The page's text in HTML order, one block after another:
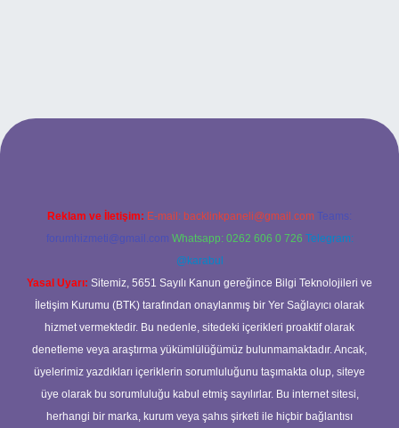
Reklam ve İletişim: E-mail: backlinkpaneli@gmail.com Teams:
forumhizmeti@gmail.com Whatsapp: 0262 606 0 726 Telegram:
@karabul
Yasal Uyarı: Sitemiz, 5651 Sayılı Kanun gereğince Bilgi Teknolojileri ve
İletişim Kurumu (BTK) tarafından onaylanmış bir Yer Sağlayıcı olarak
hizmet vermektedir. Bu nedenle, sitedeki içerikleri proaktif olarak
denetleme veya araştırma yükümlülüğümüz bulunmamaktadır. Ancak,
üyelerimiz yazdıkları içeriklerin sorumluluğunu taşımakta olup, siteye
üye olarak bu sorumluluğu kabul etmiş sayılırlar. Bu internet sitesi,
herhangi bir marka, kurum veya şahıs şirketi ile hiçbir bağlantısı